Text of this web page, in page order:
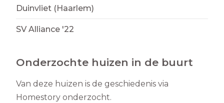
Duinvliet (Haarlem)
SV Alliance '22
Onderzochte huizen in de buurt
Van deze huizen is de geschiedenis via
Homestory onderzocht.